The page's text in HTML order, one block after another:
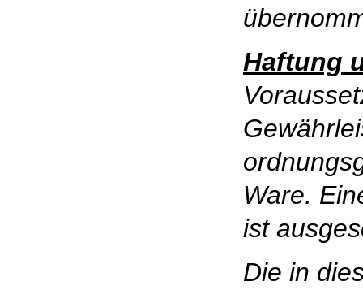
Haftung
Ware.
ist
Die in